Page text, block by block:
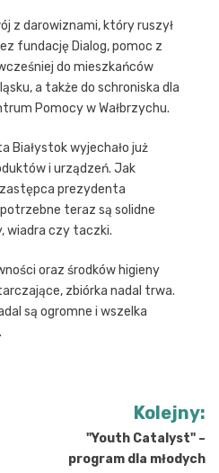
z darowiznami, który ruszył
fundację Dialog, pomoc z
do mieszkańców
a także do schroniska dla
Pomocy w Wałbrzychu.
Białystok wyjechało już
i urządzeń. Jak
zastępca prezydenta
teraz są solidne
wiadra czy taczki.
oraz środków higieny
zbiórka nadal trwa.
są ogromne i wszelka
Kolejny:
"Youth Catalyst" –
program dla młodych